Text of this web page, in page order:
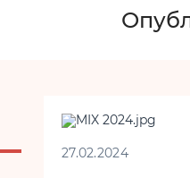
27.02.2024